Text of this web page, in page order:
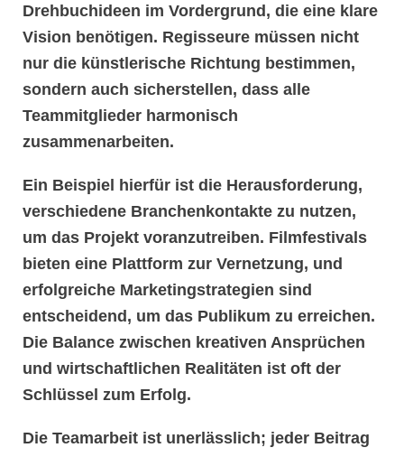
Drehbuchideen im Vordergrund, die eine klare
Vision benötigen. Regisseure müssen nicht
nur die künstlerische Richtung bestimmen,
sondern auch sicherstellen, dass alle
Teammitglieder harmonisch
zusammenarbeiten.
Ein Beispiel hierfür ist die Herausforderung,
verschiedene Branchenkontakte zu nutzen,
um das Projekt voranzutreiben. Filmfestivals
bieten eine Plattform zur Vernetzung, und
erfolgreiche Marketingstrategien sind
entscheidend, um das Publikum zu erreichen.
Die Balance zwischen kreativen Ansprüchen
und wirtschaftlichen Realitäten ist oft der
Schlüssel zum Erfolg.
Die Teamarbeit ist unerlässlich; jeder Beitrag